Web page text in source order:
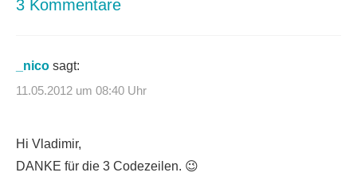
3 Kommentare
_nico sagt:
11.05.2012 um 08:40 Uhr
Hi Vladimir,
DANKE für die 3 Codezeilen. 😉